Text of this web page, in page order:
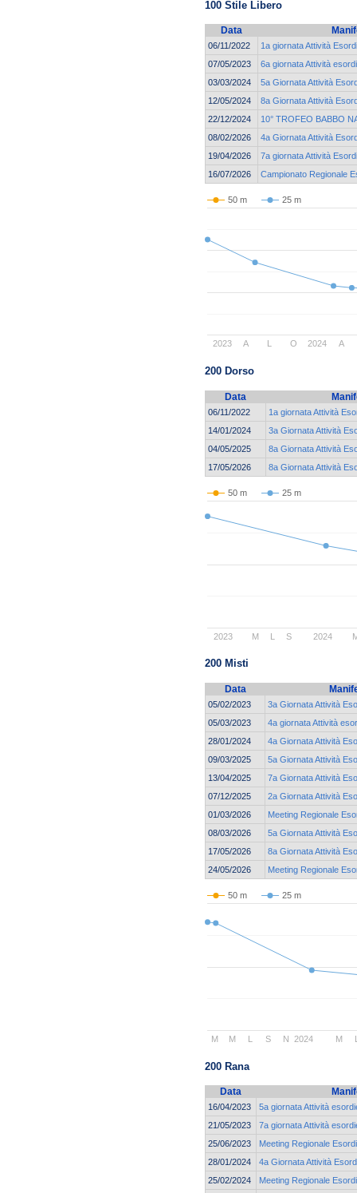
100 Stile Libero
Data
06/11/2022
1a giornata Attività
07/05/2023
6a giornata Attività
03/03/2024
5a Giornata Attività
12/05/2024
8a Giornata Attività
22/12/2024
10° TROFEO BABBO
08/02/2026
4a Giornata Attività
19/04/2026
7a giornata Attività
16/07/2026
Campionato Regionale
50 m 25 m
2023 2024
A O A
200 Dorso
Data
06/11/2022
1a giornata Attività
14/01/2024
3a Giornata Attività
04/05/2025
8a Giornata Attività
17/05/2026
8a Giornata Attività
50 m 25 m
2023 2024
M L S
200 Misti
Data
05/02/2023
3a Giornata Attività
05/03/2023
4a giornata Attività
28/01/2024
4a Giornata Attività
09/03/2025
5a Giornata Attività
13/04/2025
7a Giornata Attività
07/12/2025
2a Giornata Attività
01/03/2026
Meeting Regionale
08/03/2026
5a Giornata Attività
17/05/2026
8a Giornata Attività
24/05/2026
Meeting Regionale
50 m 25 m
2024
M M L S N M
200 Rana
Data
16/04/2023
5a giornata Attività
21/05/2023
7a giornata Attività
25/06/2023
Meeting Regionale
28/01/2024
4a Giornata Attività
25/02/2024
Meeting Regionale